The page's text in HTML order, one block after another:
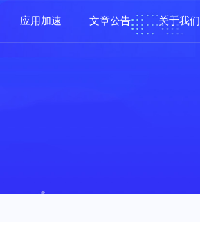
应用加速 文章公告 关于我们